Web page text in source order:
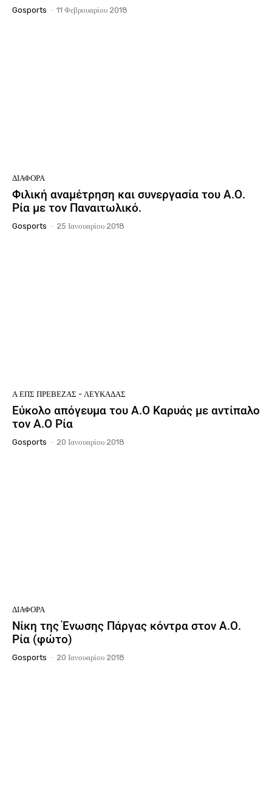
Gosports - 11 Φεβρουαρίου 2018
ΔΙΆΦΟΡΑ
Φιλική αναμέτρηση και συνεργασία του Α.Ο.
Ρία με τον Παναιτωλικό.
Gosports - 25 Ιανουαρίου 2018
Ά ΕΠΣ ΠΡΈΒΕΖΑΣ - ΛΕΥΚΆΔΑΣ
Εύκολο απόγευμα του Α.Ο Καρυάς με αντίπαλο
τον Α.Ο Ρία
Gosports - 20 Ιανουαρίου 2018
ΔΙΆΦΟΡΑ
Νίκη της Ένωσης Πάργας κόντρα στον Α.Ο.
Ρία (φώτο)
Gosports - 20 Ιανουαρίου 2018